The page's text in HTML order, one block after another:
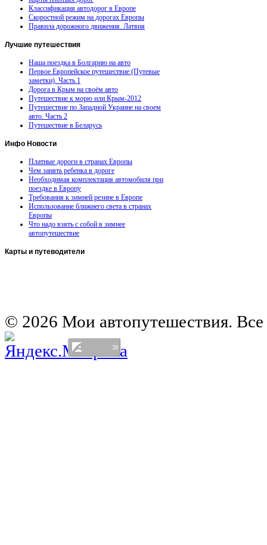
Классификация автодорог в Европе
Скоростной режим на дорогах Европы
Правила дорожного движения. Латвия
Лучшие путешествия
Наша поездка в Болгарию на авто
Первое Европейское путешествие (Путевые
заметки). Часть 1
Дорога в Крым на своём авто
Путешествие к морю или Крым-2012
Путешествие по Западной Украине на своем
авто. Часть 2
Путешествие в Беларусь
Инфо Новости
Платные дороги в странах Европы
Чем занять ребенка в дороге
Необходимая комплектация автомобиля при
поездке в Европу
Требования к зимней резине в Европе
Использование ближнего света в странах
Европы
Что надо взять с собой в зимнее
автопутешествие
Карты и путеводители
© 2026 Мои автопутешествия.